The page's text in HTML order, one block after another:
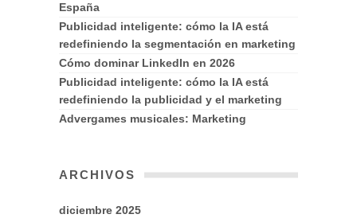
España
Publicidad inteligente: cómo la IA está
redefiniendo la segmentación en marketing
Cómo dominar LinkedIn en 2026
Publicidad inteligente: cómo la IA está
redefiniendo la publicidad y el marketing
Advergames musicales: Marketing
ARCHIVOS
diciembre 2025